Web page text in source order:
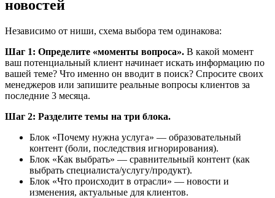
новостей
Независимо от ниши, схема выбора тем одинакова:
Шаг 1: Определите «моменты вопроса». В какой момент
ваш потенциальный клиент начинает искать информацию по
вашей теме? Что именно он вводит в поиск? Спросите своих
менеджеров или запишите реальные вопросы клиентов за
последние 3 месяца.
Шаг 2: Разделите темы на три блока.
Блок «Почему нужна услуга» — образовательный
контент (боли, последствия игнорирования).
Блок «Как выбрать» — сравнительный контент (как
выбрать специалиста/услугу/продукт).
Блок «Что происходит в отрасли» — новости и
изменения, актуальные для клиентов.